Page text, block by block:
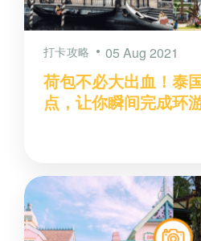
打卡攻略 05 Aug 2021
荷包不必大出血！泰
点，让你瞬间完成环